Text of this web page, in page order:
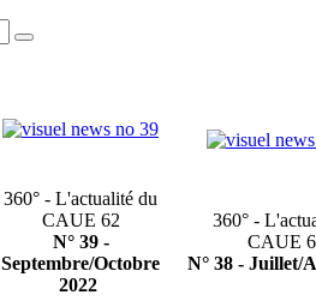
360° - L'actualité du
CAUE 62
N° 39 -
Septembre/Octobre
2022
360° -
CAUE
N° 38 - Juillet/